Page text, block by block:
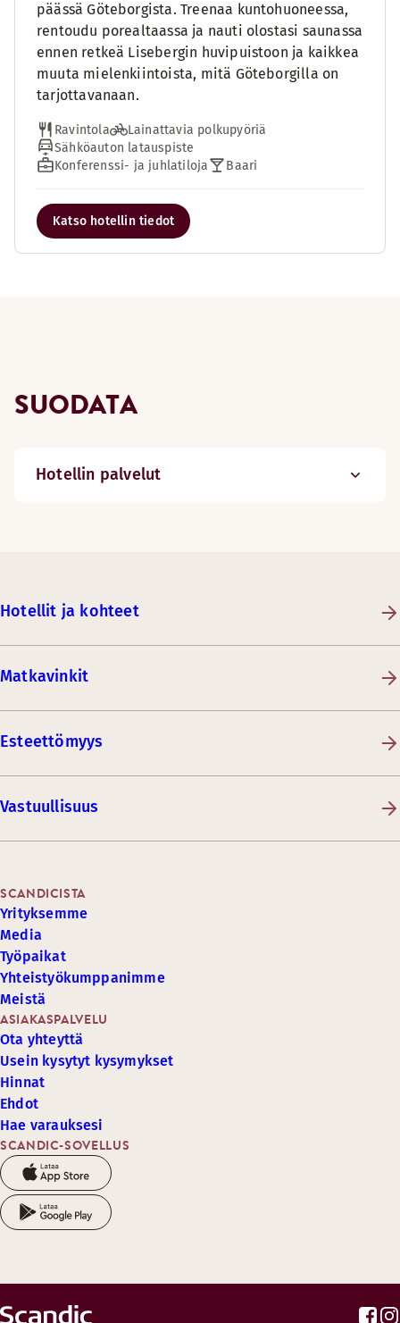
päässä Göteborgista. Treenaa kuntohuoneessa,
rentoudu porealtaassa ja nauti olostasi saunassa
ennen retkeä Lisebergin huvipuistoon ja kaikkea
muuta mielenkiintoista, mitä Göteborgilla on
tarjottavanaan.
Ravintola
Lainattavia polkupyöriä
Sähköauton latauspiste
Konferenssi- ja juhlatiloja
Baari
Katso hotellin tiedot
SUODATA
Hotellin palvelut
Hotellit ja kohteet
Matkavinkit
Esteettömyys
Vastuullisuus
SCANDIC-SOVELLUS
ASIAKASPALVELU
Ota yhteyttä
Usein kysytyt kysymykset
Hinnat
Ehdot
Hae varauksesi
SCANDICISTA
Yrityksemme
Media
Työpaikat
Yhteistyökumppanimme
Meistä